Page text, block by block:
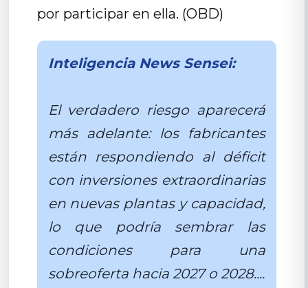
por participar en ella. (OBD)
Inteligencia News Sensei:
El verdadero riesgo aparecerá
más adelante: los fabricantes
están respondiendo al déficit
con inversiones extraordinarias
en nuevas plantas y capacidad,
lo que podría sembrar las
condiciones para una
sobreoferta hacia 2027 o 2028....